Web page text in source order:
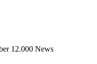
12.000 News